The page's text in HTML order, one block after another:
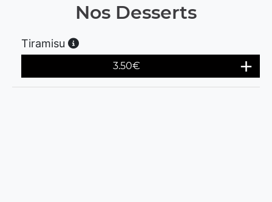
Nos Desserts
Tiramisu
3.50€